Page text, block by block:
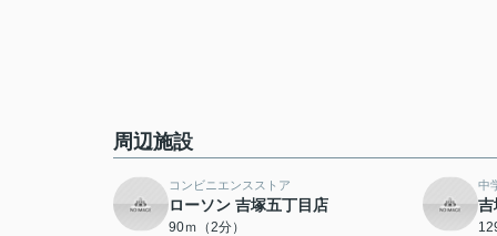
周辺施設
コンビニエンスストア
ローソン 吉塚五丁目店
90ｍ（2分）
中
吉